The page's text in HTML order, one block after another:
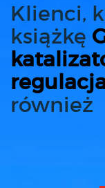
Klienci,
książkę
również